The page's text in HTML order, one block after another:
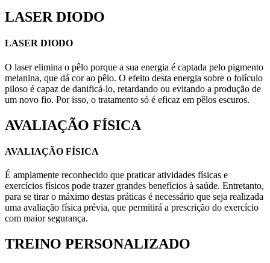
LASER DIODO
LASER DIODO
O laser elimina o pêlo porque a sua energia é captada pelo pigmento
melanina, que dá cor ao pêlo. O efeito desta energia sobre o folículo
piloso é capaz de danificá-lo, retardando ou evitando a produção de
um novo fio. Por isso, o tratamento só é eficaz em pêlos escuros.
AVALIAÇÃO FÍSICA
AVALIAÇÃO FÍSICA
É amplamente reconhecido que praticar atividades físicas e
exercícios físicos pode trazer grandes benefícios à saúde. Entretanto,
para se tirar o máximo destas práticas é necessário que seja realizada
uma avaliação física prévia, que permitirá a prescrição do exercício
com maior segurança.
TREINO PERSONALIZADO